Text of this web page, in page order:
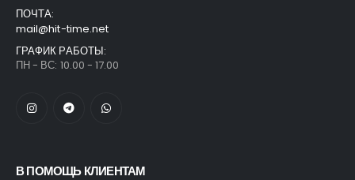
ПОЧТА:
mail@hit-time.net
ГРАФИК РАБОТЫ:
ПН - ВС: 10.00 - 17.00
В ПОМОЩЬ КЛИЕНТАМ